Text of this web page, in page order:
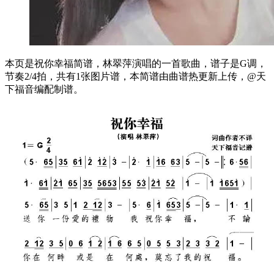
本页是祝你幸福简谱，林翠萍演唱的一首歌曲，谱子是G调，
节奏2/4拍，共有1张图片谱，本简谱由曲谱热更新上传，@天
下福音编配制谱。